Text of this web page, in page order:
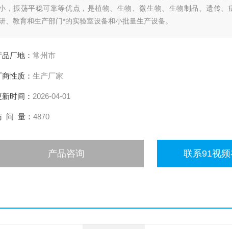
，振荡平稳可靠等优点，是植物、生物、微生物、生物制品、遗传、
、教育和生产部门*的实验室设备和小批量生产设备。
品厂地： 常州市
商性质： 生产厂家
新时间： 2026-04-01
问 量： 4870
产品咨询 联系91视